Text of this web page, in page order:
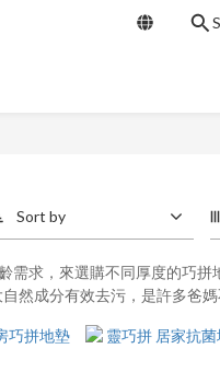
Sort by
需求，來選購不同厚度的巧
然成分有效去污，是許多爸媽